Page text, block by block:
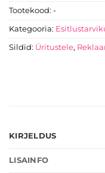
Tootekood: -
Kategooria:
Sildid: Üritustele,
KIRJELDUS
LISAINFO